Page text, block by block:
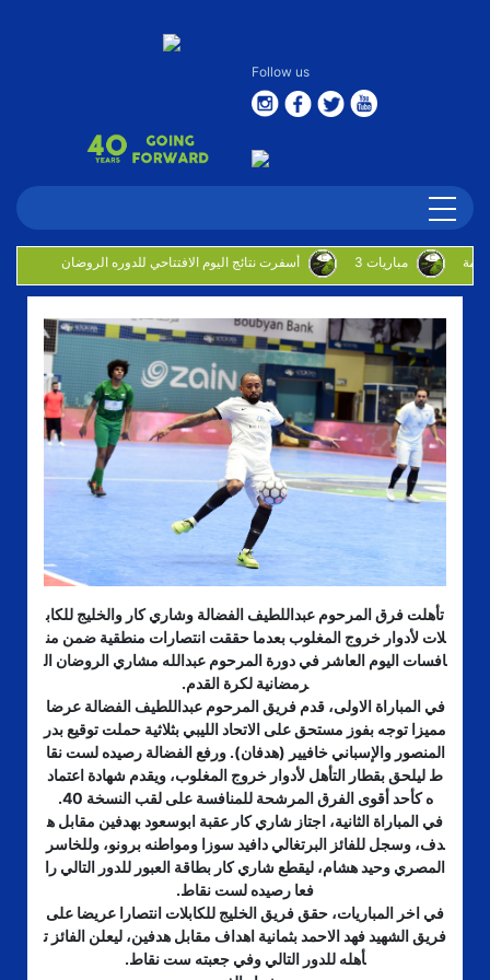
Follow us
أسفرت نتائج اليوم الافتتاحي للدوره الروضان 3 مباريات
تأهلت فرق المرحوم عبداللطيف الفضالة وشاري كار والخليج للكاب
لات لأدوار خروج المغلوب بعدما حققت انتصارات منطقية ضمن من
افسات اليوم العاشر في دورة المرحوم عبدالله مشاري الروضان ال
رمضانية لكرة القدم.
في المباراة الاولى، قدم فريق المرحوم عبداللطيف الفضالة عرضا
مميزا توجه بفوز مستحق على الاتحاد الليبي بثلاثية حملت توقيع بدر
المنصور والإسباني خافيير (هدفان). ورفع الفضالة رصيده لست نقا
ط ليلحق بقطار التأهل لأدوار خروج المغلوب، ويقدم شهادة اعتماد
ه كأحد أقوى الفرق المرشحة للمنافسة على لقب النسخة 40.
في المباراة الثانية، اجتاز شاري كار عقبة ابوسعود بهدفين مقابل ه
دف، وسجل للفائز البرتغالي دافيد سوزا ومواطنه برونو، وللخاسر
المصري وحيد هشام، ليقطع شاري كار بطاقة العبور للدور التالي را
فعا رصيده لست نقاط.
في اخر المباريات، حقق فريق الخليج للكابلات انتصارا عريضا على
فريق الشهيد فهد الاحمد بثمانية اهداف مقابل هدفين، ليعلن الفائز ت
أهله للدور التالي وفي جعبته ست نقاط.